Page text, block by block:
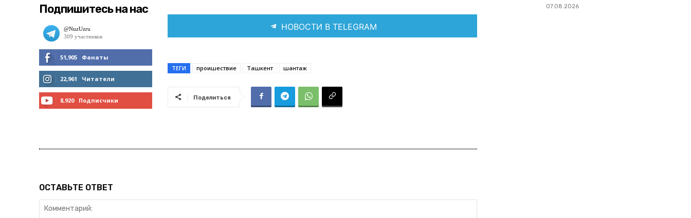
Подпишитесь на нас
51,905 Фанаты
МНЕ НРАВИТСЯ
22,961 Читатели
8,920 Подписчики
НОВОСТИ В TELEGRAM
ТЕГИ проишествие Ташкент шантаж
Поделиться
ОСТАВЬТЕ ОТВЕТ
07.08.2026